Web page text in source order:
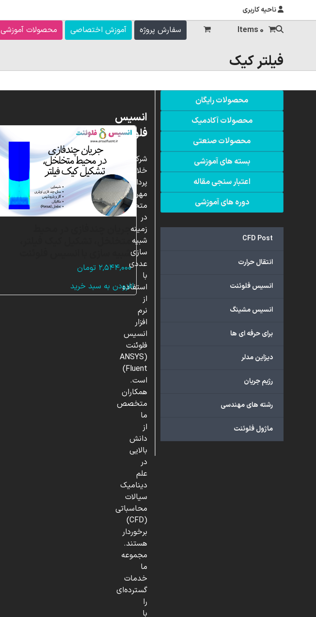
ناحیه کاربری
محصولات آموزشی آموزش اختصاصی سفارش پروژه 0 Items
فیلتر کیک
جریان چندفازی در محیط
شبیه سازی با انسیس فلوئنت
۲,۵۴۴,۰۰۰ تومان
افزودن به سبد خرید
محصولات رایگان
محصولات آکادمیک
محصولات صنعتی
بسته های آموزشی
اعتبار سنجی مقاله
دوره های آموزشی
CFD Post
انتقال حرارت
انسیس فلوئنت
انسیس مشینگ
برای حرفه ای ها
دیزاین مدلر
رژیم جریان
رشته های مهندسی
ماژول فلوئنت
انسیس
فلوئنت
شرکت
خلاق
پردازشگران
مهر،
متخصص
در
زمینه
شبیه
سازی
عددی
با
استفاده
از
نرم
افزار
انسیس
فلوئنت
(ANSYS
Fluent)
است.
همکاران
متخصص
ما
از
دانش
بالایی
در
علم
دینامیک
سیالات
محاسباتی
(CFD)
برخوردار
هستند.
مجموعه
ما
خدمات
گسترده‌ای
را
با